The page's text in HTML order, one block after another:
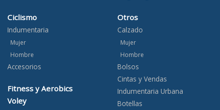
Ciclismo
Indumentaria
Mujer
Hombre
Accesorios
Fitness y Aerobics
Voley
Otros
Calzado
Mujer
Hombre
Bolsos
Cintas y Vendas
Indumentaria Urbana
Botellas